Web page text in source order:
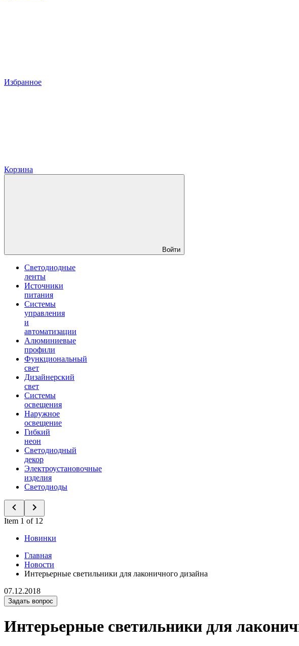
Избранное
Корзина
Войти
Светодиодные
ленты
Источники
питания
Системы
управления
и
автоматизации
Алюминиевые
профили
Функциональный
свет
Дизайнерский
свет
Системы
освещения
Наружное
освещение
Гибкий
неон
Светодиодный
декор
Электроустановочные
изделия
Светодиоды
Item 1 of 12
Новинки
Главная
Новости
Интерьерные светильники для лаконичного дизайна
07.12.2018
Задать вопрос
Интерьерные светильники для